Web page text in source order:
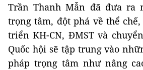
Trần Thanh Mẫn đã đưa ra
trọng tâm, đột phá về thể
triển KH-CN, ĐMST và
Quốc hội sẽ tập trung vào
pháp trọng tâm như nâng